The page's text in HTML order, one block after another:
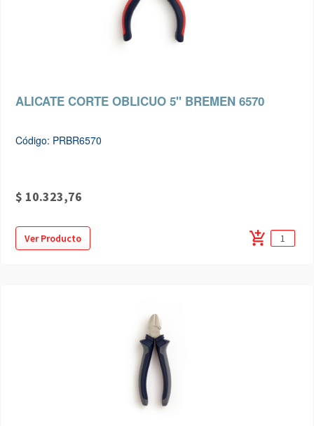
ALICATE CORTE OBLICUO 5" BREMEN 6570
Código: PRBR6570
$ 10.323,76
Ver Producto add_shopping_cart